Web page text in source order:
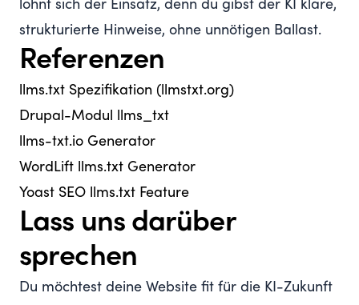
lohnt sich der Einsatz, denn du gibst der KI klare,
strukturierte Hinweise, ohne unnötigen Ballast.
Referenzen
llms.txt Spezifikation (llmstxt.org)
Drupal-Modul llms_txt
llms-txt.io Generator
WordLift llms.txt Generator
Yoast SEO llms.txt Feature
Lass uns darüber
sprechen
Du möchtest deine Website fit für die KI-Zukunft